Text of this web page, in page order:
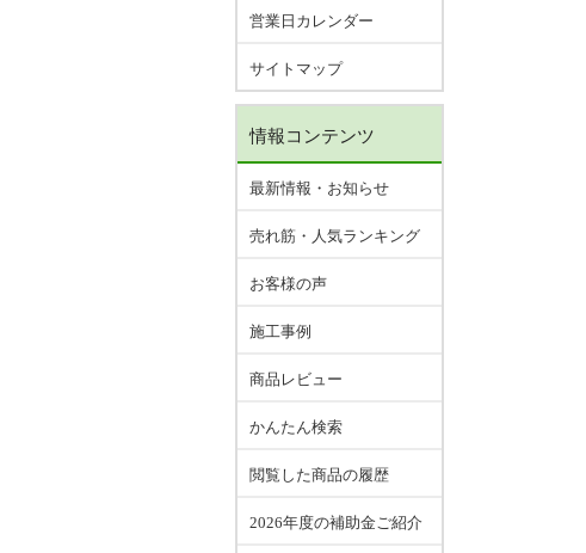
営業日カレンダー
サイトマップ
情報コンテンツ
最新情報・お知らせ
売れ筋・人気ランキング
お客様の声
施工事例
商品レビュー
かんたん検索
閲覧した商品の履歴
2026年度の補助金ご紹介